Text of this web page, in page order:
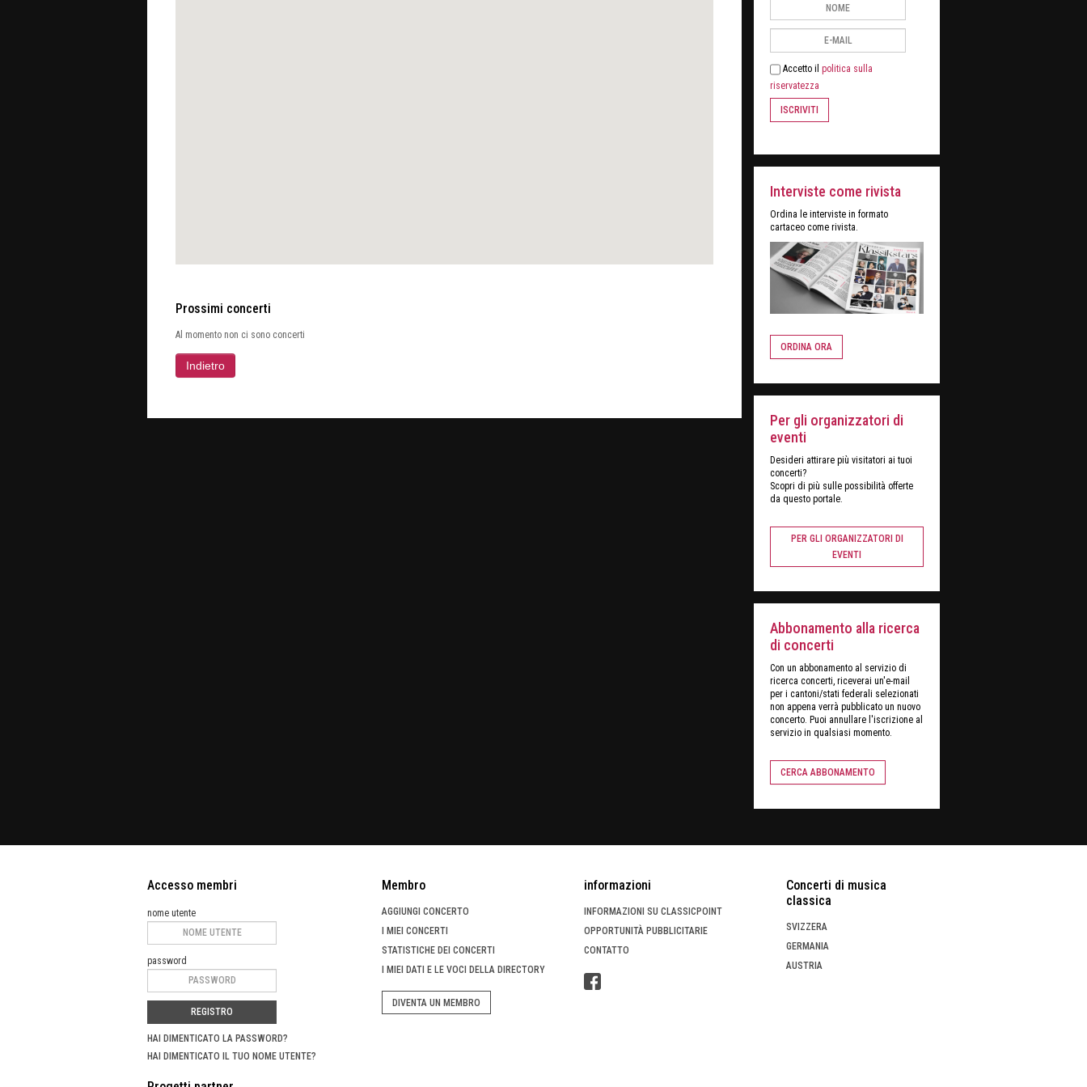
Prossimi concerti
Al momento non ci sono concerti
Accetto il politica sulla
riservatezza
ISCRIVITI
Interviste come rivista
Ordina le interviste in formato
cartaceo come rivista.
ORDINA ORA
Per gli organizzatori di
eventi
Desideri attirare più visitatori ai tuoi
concerti?
Scopri di più sulle possibilità offerte
da questo portale.
PER GLI ORGANIZZATORI DI
EVENTI
Abbonamento alla ricerca
di concerti
Con un abbonamento al servizio di
ricerca concerti, riceverai un'e-mail
per i cantoni/stati federali selezionati
non appena verrà pubblicato un nuovo
concerto. Puoi annullare l'iscrizione al
servizio in qualsiasi momento.
CERCA ABBONAMENTO
Accesso membri
nome utente
password
REGISTRO
HAI DIMENTICATO LA PASSWORD?
HAI DIMENTICATO IL TUO NOME UTENTE?
Membro
AGGIUNGI CONCERTO
I MIEI CONCERTI
STATISTICHE DEI CONCERTI
I MIEI DATI E LE VOCI DELLA DIRECTORY
DIVENTA UN MEMBRO
informazioni
INFORMAZIONI SU CLASSICPOINT
OPPORTUNITÀ PUBBLICITARIE
CONTATTO
Concerti di musica
classica
SVIZZERA
GERMANIA
AUSTRIA